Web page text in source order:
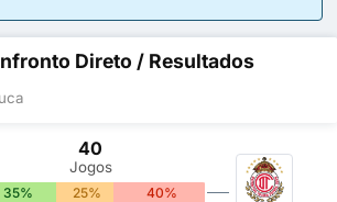
Direto / Resultados
40
Jogos
35% 25% 40%